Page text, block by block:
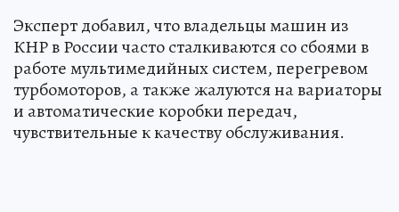
Эксперт добавил, что владельцы машин из
КНР в России часто сталкиваются со сбоями в
работе мультимедийных систем, перегревом
турбомоторов, а также жалуются на вариаторы
и автоматические коробки передач,
чувствительные к качеству обслуживания.